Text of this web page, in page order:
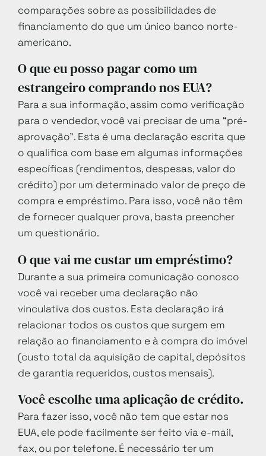
comparações sobre as possibilidades de
financiamento do que um único banco norte-
americano.
O que eu posso pagar como um
estrangeiro comprando nos EUA?
Para a sua informação, assim como verificação
para o vendedor, você vai precisar de uma “pré-
aprovação”. Esta é uma declaração escrita que
o qualifica com base em algumas informações
específicas (rendimentos, despesas, valor do
crédito) por um determinado valor de preço de
compra e empréstimo. Para isso, você não têm
de fornecer qualquer prova, basta preencher
um questionário.
O que vai me custar um empréstimo?
Durante a sua primeira comunicação conosco
você vai receber uma declaração não
vinculativa dos custos. Esta declaração irá
relacionar todos os custos que surgem em
relação ao financiamento e à compra do imóvel
(custo total da aquisição de capital, depósitos
de garantia requeridos, custos mensais).
Você escolhe uma aplicação de crédito.
Para fazer isso, você não tem que estar nos
EUA, ele pode facilmente ser feito via e-mail,
fax, ou por telefone. É necessário ter um